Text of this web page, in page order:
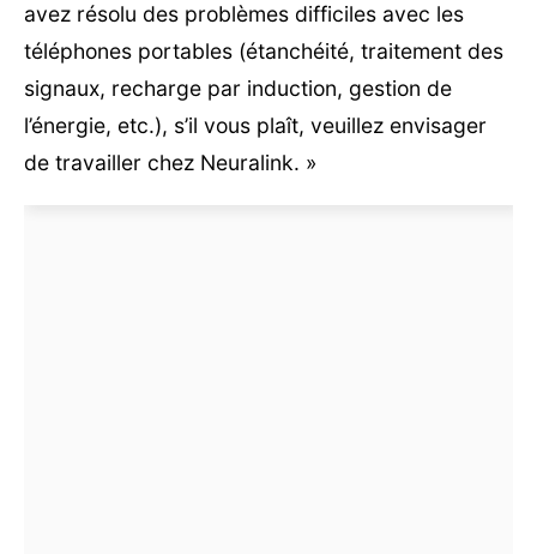
avez résolu des problèmes difficiles avec les
téléphones portables (étanchéité, traitement des
signaux, recharge par induction, gestion de
l’énergie, etc.), s’il vous plaît, veuillez envisager
de travailler chez Neuralink. »